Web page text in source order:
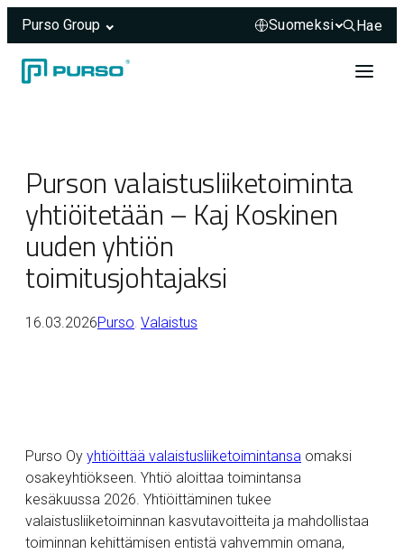
Purso Group
Hae
Hae
Purson valaistusliiketoiminta
yhtiöitetään – Kaj Koskinen
uuden yhtiön
toimitusjohtajaksi
16.03.2026Purso, Valaistus
Purso Oy yhtiöittää valaistusliiketoimintansa omaksi
osakeyhtiökseen. Yhtiö aloittaa toimintansa
kesäkuussa 2026. Yhtiöittäminen tukee
valaistusliiketoiminnan kasvutavoitteita ja mahdollistaa
toiminnan kehittämisen entistä vahvemmin omana,